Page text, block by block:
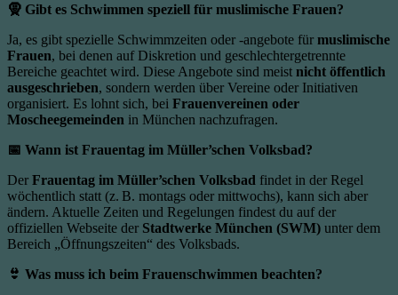
🧕 Gibt es Schwimmen speziell für muslimische Frauen?
Ja, es gibt spezielle Schwimmzeiten oder -angebote für muslimische
Frauen, bei denen auf Diskretion und geschlechtergetrennte
Bereiche geachtet wird. Diese Angebote sind meist nicht öffentlich
ausgeschrieben, sondern werden über Vereine oder Initiativen
organisiert. Es lohnt sich, bei Frauenvereinen oder
Moscheegemeinden in München nachzufragen.
📅 Wann ist Frauentag im Müller’schen Volksbad?
Der Frauentag im Müller’schen Volksbad findet in der Regel
wöchentlich statt (z. B. montags oder mittwochs), kann sich aber
ändern. Aktuelle Zeiten und Regelungen findest du auf der
offiziellen Webseite der Stadtwerke München (SWM) unter dem
Bereich „Öffnungszeiten“ des Volksbads.
👙 Was muss ich beim Frauenschwimmen beachten?